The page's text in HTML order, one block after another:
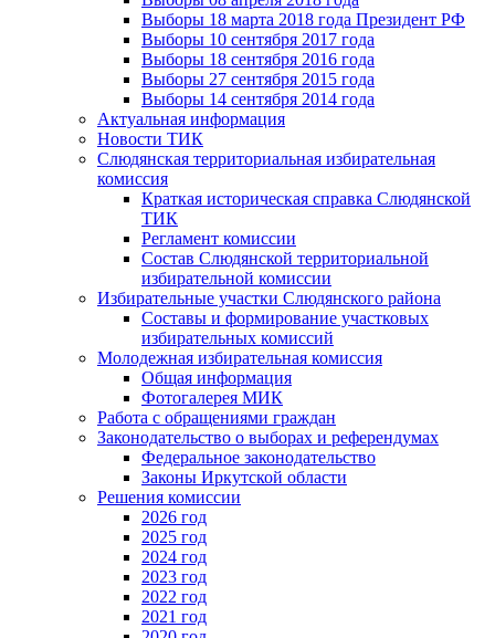
Выборы 18 марта 2018 года Президент РФ
Выборы 10 сентября 2017 года
Выборы 18 сентября 2016 года
Выборы 27 сентября 2015 года
Выборы 14 сентября 2014 года
Актуальная информация
Новости ТИК
Слюдянская территориальная избирательная
комиссия
Краткая историческая справка Слюдянской
ТИК
Регламент комиссии
Состав Слюдянской территориальной
избирательной комиссии
Избирательные участки Слюдянского района
Составы и формирование участковых
избирательных комиссий
Молодежная избирательная комиссия
Общая информация
Фотогалерея МИК
Работа с обращениями граждан
Законодательство о выборах и референдумах
Федеральное законодательство
Законы Иркутской области
Решения комиссии
2026 год
2025 год
2024 год
2023 год
2022 год
2021 год